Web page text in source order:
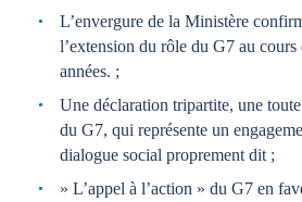
L’envergure de la Ministère
l’extension du rôle du G7 au cours
années. ;
Une déclaration tripartite, une
du G7, qui représente un
dialogue social proprement dit ;
» L’appel à l’action » du G7 en